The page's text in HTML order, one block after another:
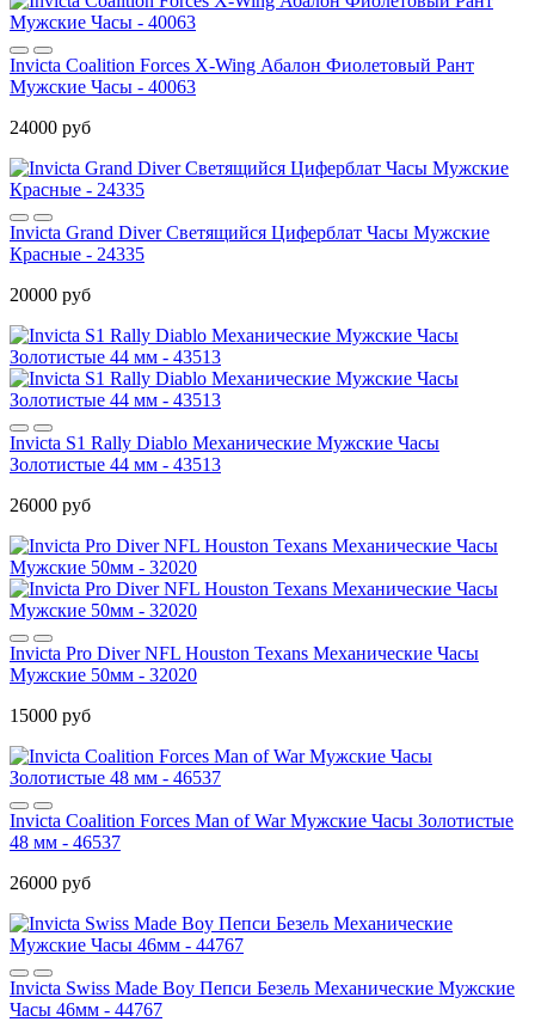
Invicta Coalition Forces X-Wing Абалон Фиолетовый Рант
Мужские Часы - 40063
24000 руб
Invicta Grand Diver Светящийся Циферблат Часы Мужские
Красные - 24335
20000 руб
Invicta S1 Rally Diablo Механические Мужские Часы
Золотистые 44 мм - 43513
26000 руб
Invicta Pro Diver NFL Houston Texans Механические Часы
Мужские 50мм - 32020
15000 руб
Invicta Coalition Forces Man of War Мужские Часы Золотистые
48 мм - 46537
26000 руб
Invicta Swiss Made Boy Пепси Безель Механические Мужские
Часы 46мм - 44767